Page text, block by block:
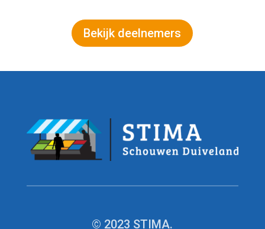
Bekijk deelnemers
© 2023 STIMA.